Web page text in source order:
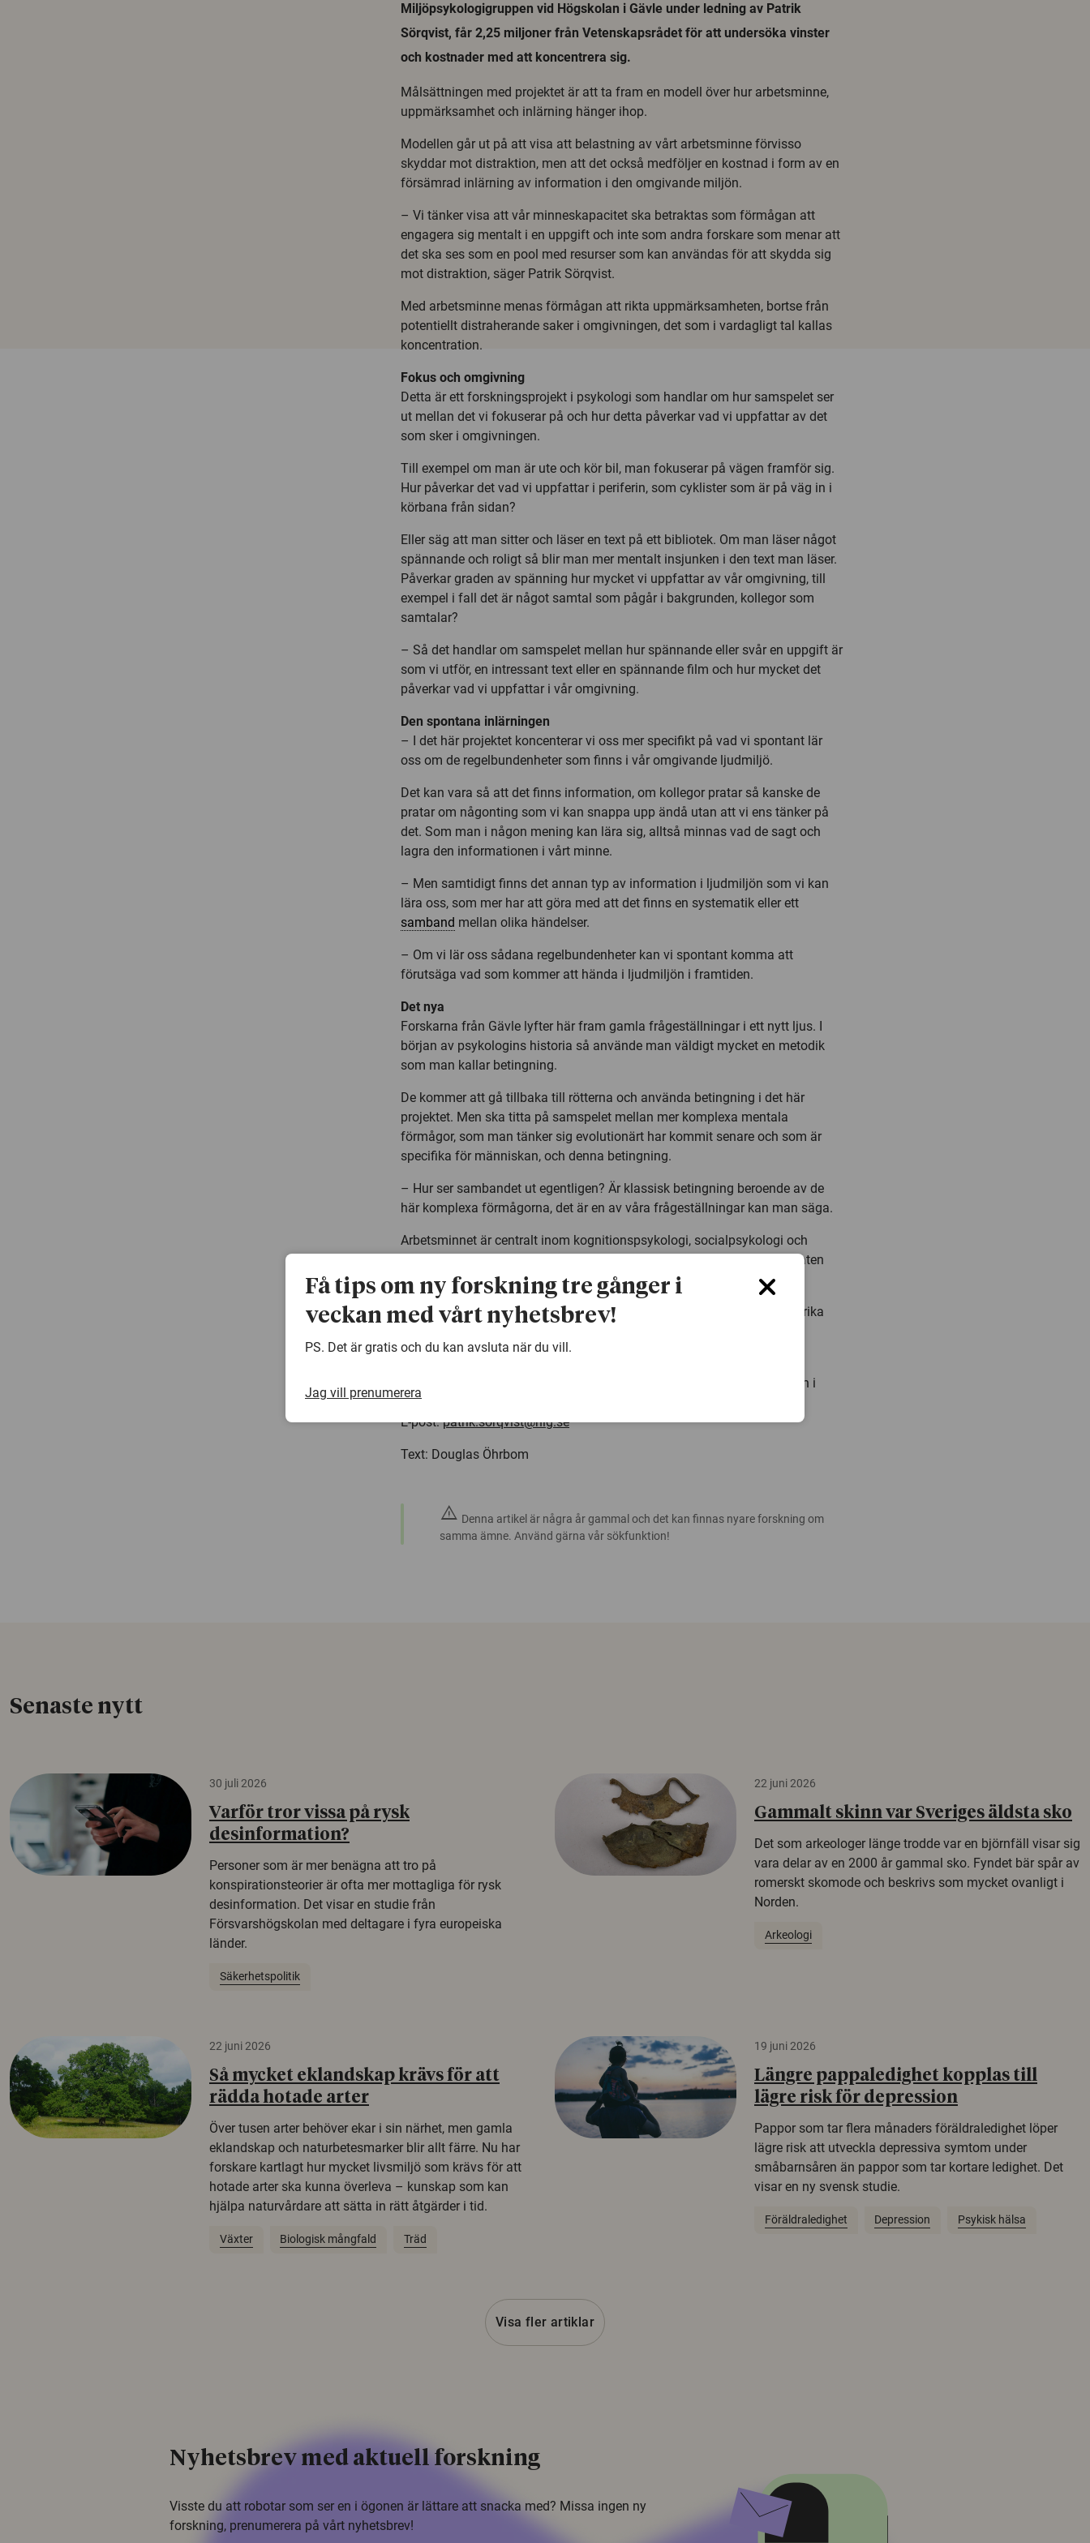
Miljöpsykologigruppen vid Högskolan i Gävle under ledning av Patrik
Sörqvist, får 2,25 miljoner från Vetenskapsrådet för att undersöka vinster
och kostnader med att koncentrera sig.
Målsättningen med projektet är att ta fram en modell över hur arbetsminne,
uppmärksamhet och inlärning hänger ihop.
Modellen går ut på att visa att belastning av vårt arbetsminne förvisso
skyddar mot distraktion, men att det också medföljer en kostnad i form av en
försämrad inlärning av information i den omgivande miljön.
– Vi tänker visa att vår minneskapacitet ska betraktas som förmågan att
engagera sig mentalt i en uppgift och inte som andra forskare som menar att
det ska ses som en pool med resurser som kan användas för att skydda sig
mot distraktion, säger Patrik Sörqvist.
Med arbetsminne menas förmågan att rikta uppmärksamheten, bortse från
potentiellt distraherande saker i omgivningen, det som i vardagligt tal kallas
koncentration.
Fokus och omgivning
Detta är ett forskningsprojekt i psykologi som handlar om hur samspelet ser
ut mellan det vi fokuserar på och hur detta påverkar vad vi uppfattar av det
som sker i omgivningen.
Till exempel om man är ute och kör bil, man fokuserar på vägen framför sig.
Hur påverkar det vad vi uppfattar i periferin, som cyklister som är på väg in i
körbana från sidan?
Eller säg att man sitter och läser en text på ett bibliotek. Om man läser något
spännande och roligt så blir man mer mentalt insjunken i den text man läser.
Påverkar graden av spänning hur mycket vi uppfattar av vår omgivning, till
exempel i fall det är något samtal som pågår i bakgrunden, kollegor som
samtalar?
– Så det handlar om samspelet mellan hur spännande eller svår en uppgift är
som vi utför, en intressant text eller en spännande film och hur mycket det
påverkar vad vi uppfattar i vår omgivning.
Den spontana inlärningen
– I det här projektet koncenterar vi oss mer specifikt på vad vi spontant lär
oss om de regelbundenheter som finns i vår omgivande ljudmiljö.
Det kan vara så att det finns information, om kollegor pratar så kanske de
pratar om någonting som vi kan snappa upp ändå utan att vi ens tänker på
det. Som man i någon mening kan lära sig, alltså minnas vad de sagt och
lagra den informationen i vårt minne.
– Men samtidigt finns det annan typ av information i ljudmiljön som vi kan
lära oss, som mer har att göra med att det finns en systematik eller ett
samband mellan olika händelser.
– Om vi lär oss sådana regelbundenheter kan vi spontant komma att
förutsäga vad som kommer att hända i ljudmiljön i framtiden.
Det nya
Forskarna från Gävle lyfter här fram gamla frågeställningar i ett nytt ljus. I
början av psykologins historia så använde man väldigt mycket en metodik
som man kallar betingning.
De kommer att gå tillbaka till rötterna och använda betingning i det här
projektet. Men ska titta på samspelet mellan mer komplexa mentala
förmågor, som man tänker sig evolutionärt har kommit senare och som är
specifika för människan, och denna betingning.
– Hur ser sambandet ut egentligen? Är klassisk betingning beroende av de
här komplexa förmågorna, det är en av våra frågeställningar kan man säga.
Arbetsminnet är centralt inom kognitionspsykologi, socialpsykologi och
många andra av vetenskapens underdiscipliner och därmed har resultaten
från projektet potential att få stort genomslag på bred front.
– Vår modell avviker dessutom på avgörande sätt från andra inflytelserika
modeller i modern psykologi, säger Patrik Sörqvist.
i miljöpsykologi vid Högskolan i
Gävle Telefon: 026-64 85 42, 073-658 72 03
E-post:patrik.sorqvist@hig.se
Text: Douglas Öhrbom
warning Denna artikel är några år gammal och det kan finnas nyare forskning om
samma ämne. Använd gärna vår sökfunktion!
Senaste nytt
30 juli 2026
Varför tror vissa på rysk
desinformation?
Personer som är mer benägna att tro på
konspirationsteorier är ofta mer mottagliga för rysk
desinformation. Det visar en studie från
Försvarshögskolan med deltagare i fyra europeiska
länder.
Säkerhetspolitik
22 juni 2026
Gammalt skinn var Sveriges äldsta sko
Det som arkeologer länge trodde var en björnfäll visar sig
vara delar av en 2000 år gammal sko. Fyndet bär spår av
romerskt skomode och beskrivs som mycket ovanligt i
Norden.
Arkeologi
22 juni 2026
Så mycket eklandskap krävs för att
rädda hotade arter
Över tusen arter behöver ekar i sin närhet, men gamla
eklandskap och naturbetesmarker blir allt färre. Nu har
forskare kartlagt hur mycket livsmiljö som krävs för att
hotade arter ska kunna överleva – kunskap som kan
hjälpa naturvårdare att sätta in rätt åtgärder i tid.
Växter Biologisk mångfald Träd
19 juni 2026
Längre pappaledighet kopplas till
lägre risk för depression
Pappor som tar flera månaders föräldraledighet löper
lägre risk att utveckla depressiva symtom under
småbarnsåren än pappor som tar kortare ledighet. Det
visar en ny svensk studie.
Föräldraledighet Depression Psykisk hälsa
Visa fler artiklar
Nyhetsbrev med aktuell forskning
Visste du att robotar som ser en i ögonen är lättare att snacka med? Missa ingen ny
forskning, prenumerera på vårt nyhetsbrev!
Få tips om ny forskning tre gånger i
veckan med vårt nyhetsbrev!
PS. Det är gratis och du kan avsluta när du vill.
Jag vill prenumerera